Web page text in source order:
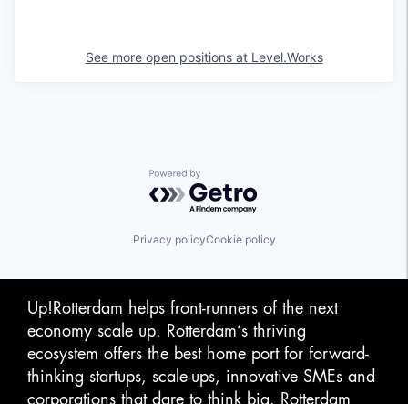
See more open positions at Level.Works
Powered by Getro.com
Privacy policyCookie policy
Up!Rotterdam helps front-runners of the next
economy scale up. Rotterdam‘s thriving
ecosystem offers the best home port for forward-
thinking startups, scale-ups, innovative SMEs and
corporations that dare to think big. Rotterdam